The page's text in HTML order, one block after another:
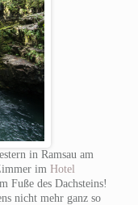
in Ramsau am
im Hotel
Fuße des Dachsteins!
nicht mehr ganz so